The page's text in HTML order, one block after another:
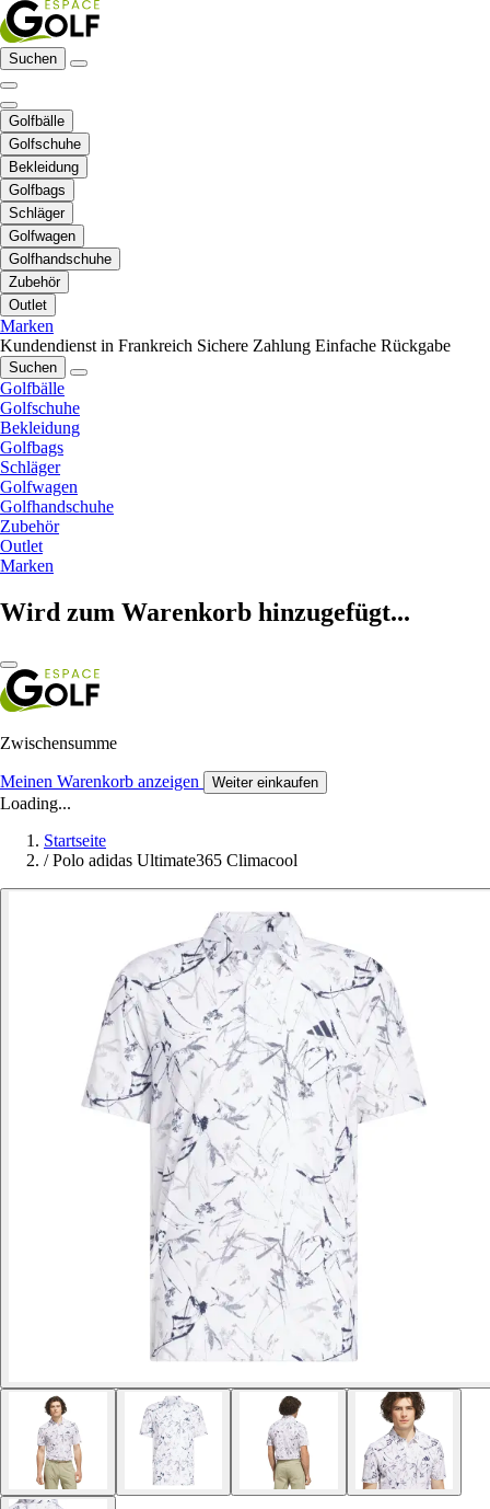
Suchen
Golfbälle
Golfschuhe
Bekleidung
Golfbags
Schläger
Golfwagen
Golfhandschuhe
Zubehör
Outlet
Marken
Kundendienst in Frankreich Sichere Zahlung Einfache Rückgabe
Suchen
Golfbälle
Golfschuhe
Bekleidung
Golfbags
Schläger
Golfwagen
Golfhandschuhe
Zubehör
Outlet
Marken
Wird zum Warenkorb hinzugefügt...
Zwischensumme
Meinen Warenkorb anzeigen Weiter einkaufen
Loading...
Startseite
/ Polo adidas Ultimate365 Climacool